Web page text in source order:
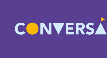
contenido